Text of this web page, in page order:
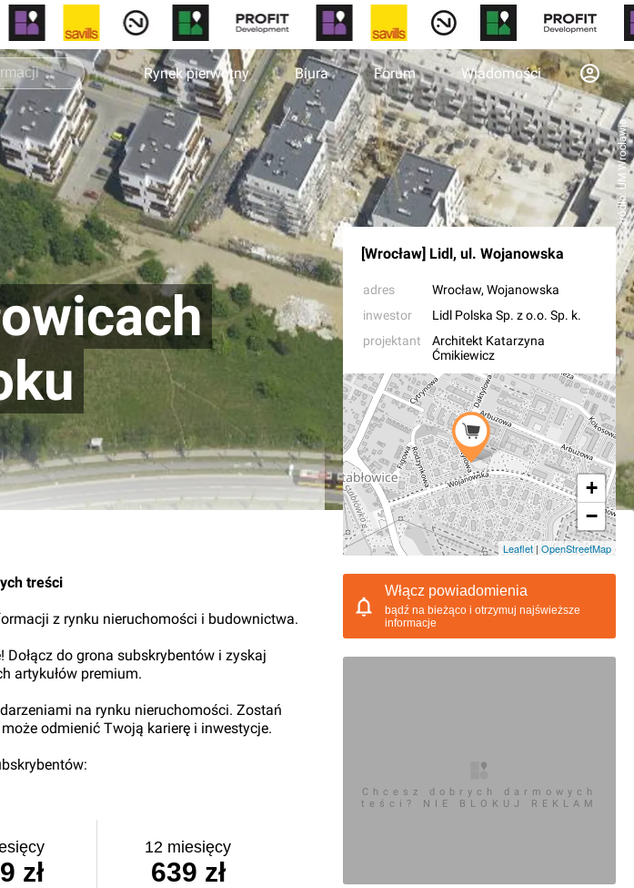
Rynek pierwotny Biura Forum Wiadomości
źródło: UM Wrocławia
[Wrocław] Lidl, ul. Wojanowska
adres Wrocław, Wojanowska
inwestor
Lidl Polska Sp. z o.o. Sp. k.
projektant
Architekt Katarzyna
Ćmikiewicz
+
−
Leaflet | OpenStreetMap
treści
z rynku nieruchomości i budownictwa.
do grona subskrybentów i zyskaj
artykułów premium.
na rynku nieruchomości. Zostań
odmienić Twoją karierę i inwestycje.
zł
12 miesięcy
639 zł
Włącz powiadomienia
bądź na bieżąco i otrzymuj najświeższe
informacje
Chcesz dobrych darmowych
teści? NIE BLOKUJ REKLAM